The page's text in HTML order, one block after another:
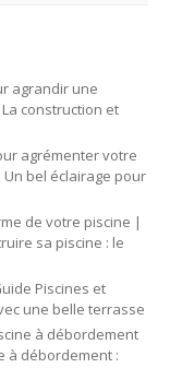
agrandir une
La construction et
agrémenter votre
Un bel éclairage pour
de votre piscine |
sa piscine : le
Piscines et
une belle terrasse
à débordement
à débordement :